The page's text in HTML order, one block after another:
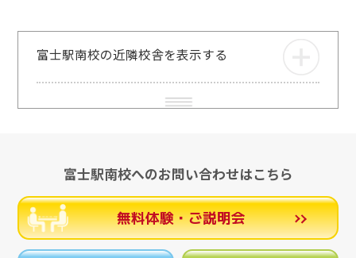
富士駅南校の近隣校舎を表示する
富士駅南校へのお問い合わせはこちら
無料体験・ご説明会